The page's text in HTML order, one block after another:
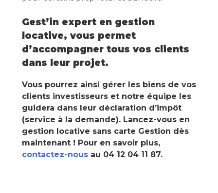
Gest’in expert en gestion
locative, vous permet
d’accompagner tous vos clients
dans leur projet.
Vous pourrez ainsi gérer les biens de vos
clients investisseurs et notre équipe les
guidera dans leur déclaration d’impôt
(service à la demande). Lancez-vous en
gestion locative sans carte Gestion dès
maintenant ! Pour en savoir plus,
contactez-nous au 04 12 04 11 87.